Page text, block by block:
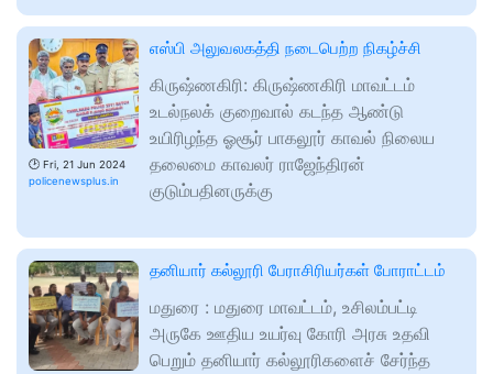
🕑 Fri, 21 Jun 2024
policenewsplus.in
எஸ்பி அலுவலகத்தி நடைபெற்ற நிகழ்ச்சி
கிருஷ்ணகிரி: கிருஷ்ணகிரி மாவட்டம்
உடல்நலக் குறைவால் கடந்த ஆண்டு
உயிரிழந்த ஓசூர் பாகலூர் காவல் நிலைய
தலைமை காவலர் ராஜேந்திரன்
குடும்பதினருக்கு
தனியார் கல்லூரி பேராசிரியர்கள் போராட்டம்
மதுரை : மதுரை மாவட்டம், உசிலம்பட்டி
அருகே ஊதிய உயர்வு கோரி அரசு உதவி
பெறும் தனியார் கல்லூரிகளைச் சேர்ந்த